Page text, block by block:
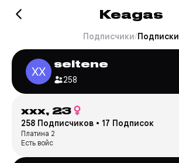
Keagas
Подписчики/Подписки
seltene
258
xxx, 23
258 Подписчиков • 17 Подписок
Платина 2
Есть войс